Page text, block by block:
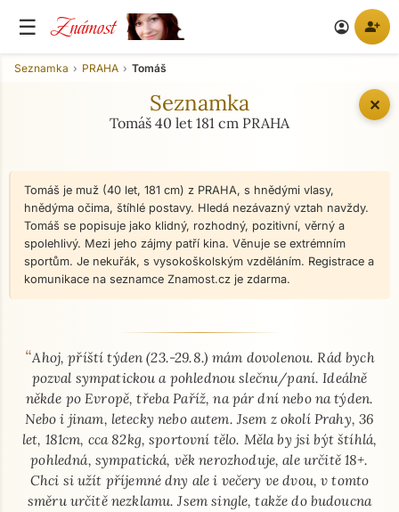
☰ Známost account_circle person_add
✕
Seznamka PRAHA Tomáš
Seznamka
Tomáš 40 let 181 cm PRAHA
Tomáš je muž (40 let, 181 cm) z PRAHA, s hnědými vlasy,
hnědýma očima, štíhlé postavy. Hledá nezávazný vztah navždy.
Tomáš se popisuje jako klidný, rozhodný, pozitivní, věrný a
spolehlivý. Mezi jeho zájmy patří kina. Věnuje se extrémním
sportům. Je nekuřák, s vysokoškolským vzděláním. Registrace a
komunikace na seznamce Znamost.cz je zdarma.
O mně - seznamka profil
“Ahoj, příští týden (23.-29.8.) mám dovolenou. Rád bych
pozval sympatickou a pohlednou slečnu/paní. Ideálně
někde po Evropě, třeba Paříž, na pár dní nebo na týden.
Nebo i jinam, letecky nebo autem. Jsem z okolí Prahy, 36
let, 181cm, cca 82kg, sportovní tělo. Měla by jsi být štíhlá,
pohledná, sympatická, věk nerozhoduje, ale určitě 18+.
Chci si užít příjemné dny ale i večery ve dvou, v tomto
směru určitě nezklamu. Jsem single, takže do budoucna